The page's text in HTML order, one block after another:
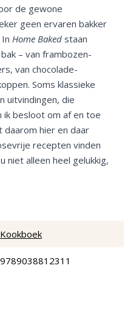
de gewone
geen ervaren bakker
Home Baked staan
– van frambozen-
van chocolade-
Soms klassieke
uitvindingen, die
besloot om af en toe
daarom hier en daar
recepten vinden
niet alleen heel gelukkig,
Kookboek
9789038812311